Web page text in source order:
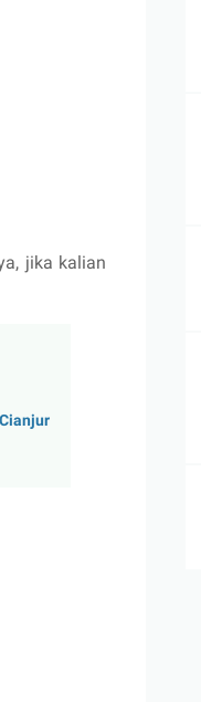
jika kalian